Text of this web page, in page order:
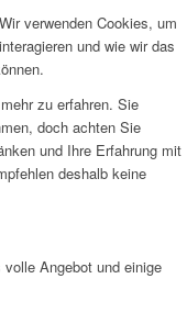
verwenden Cookies, um
und wie wir das
zu erfahren. Sie
doch achten Sie
und Ihre Erfahrung mit
deshalb keine
Angebot und einige